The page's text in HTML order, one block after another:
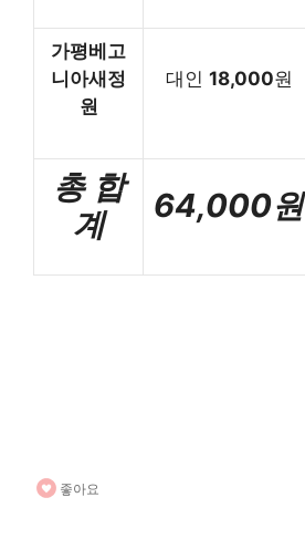
가평베고
니아새정
원
대인 18,000원
총 합
계
64,000원
좋아요